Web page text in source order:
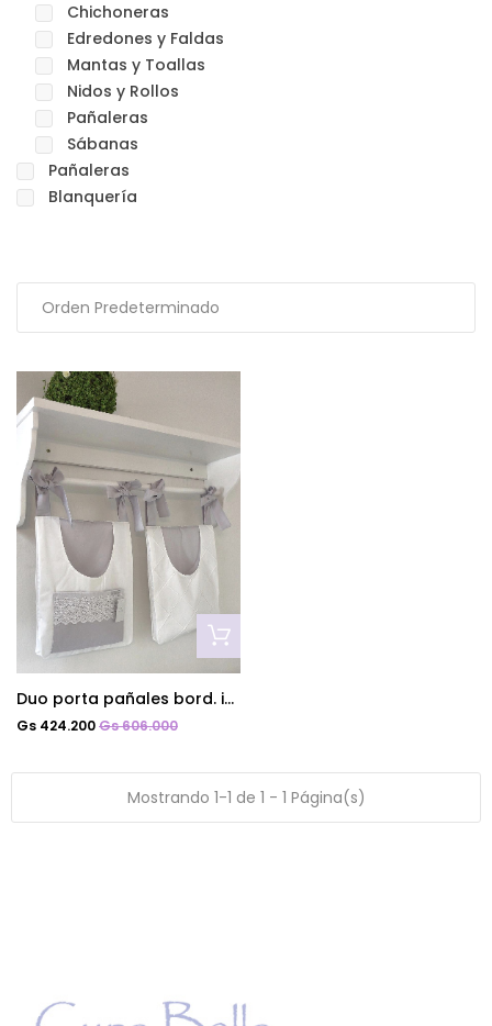
Chichoneras
Edredones y Faldas
Mantas y Toallas
Nidos y Rollos
Pañaleras
Sábanas
Pañaleras
Blanquería
Duo porta pañales bord. ingles lino
Gs 424.200Gs 606.000
Mostrando 1-1 de 1 - 1 Página(s)